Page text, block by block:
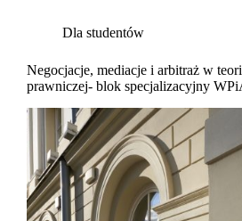
Dla studentów
Negocjacje, mediacje i arbitraż w
prawniczej- blok specjalizacyjny